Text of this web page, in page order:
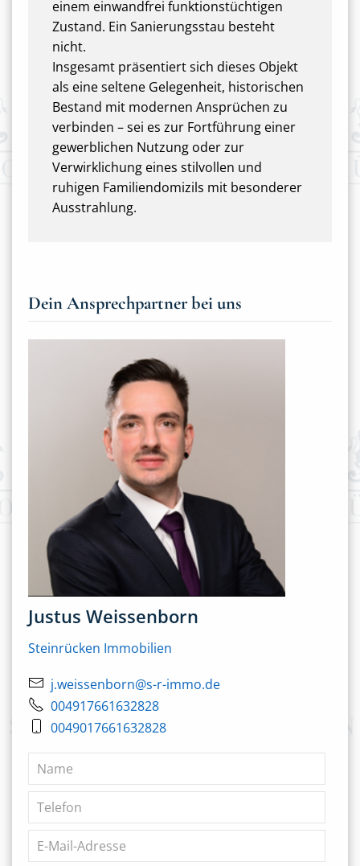
einem einwandfrei funktionstüchtigen
Zustand. Ein Sanierungsstau besteht
nicht.
Insgesamt präsentiert sich dieses Objekt
als eine seltene Gelegenheit, historischen
Bestand mit modernen Ansprüchen zu
verbinden – sei es zur Fortführung einer
gewerblichen Nutzung oder zur
Verwirklichung eines stilvollen und
ruhigen Familiendomizils mit besonderer
Ausstrahlung.
Dein Ansprechpartner bei uns
Justus Weissenborn
Steinrücken Immobilien
j.weissenborn@s-r-immo.de
004917661632828
0049017661632828